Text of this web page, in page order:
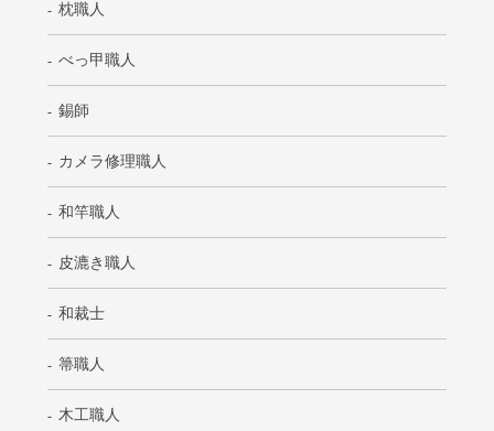
枕職人
べっ甲職人
錫師
カメラ修理職人
和竿職人
皮漉き職人
和裁士
箒職人
木工職人